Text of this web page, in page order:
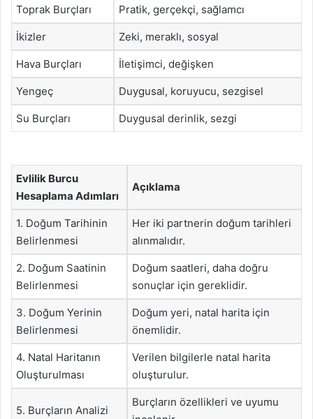
Toprak Burçları Pratik, gerçekçi, sağlamcı
İkizler Zeki, meraklı, sosyal
Hava Burçları İletişimci, değişken
Yengeç Duygusal, koruyucu, sezgisel
Su Burçları Duygusal derinlik, sezgi
Evlilik Burcu
Hesaplama Adımları
Açıklama
1. Doğum Tarihinin
Belirlenmesi
Her iki partnerin doğum tarihleri
alınmalıdır.
2. Doğum Saatinin
Belirlenmesi
Doğum saatleri, daha doğru
sonuçlar için gereklidir.
3. Doğum Yerinin
Belirlenmesi
Doğum yeri, natal harita için
önemlidir.
4. Natal Haritanın
Oluşturulması
Verilen bilgilerle natal harita
oluşturulur.
5. Burçların Analizi
Burçların özellikleri ve uyumu